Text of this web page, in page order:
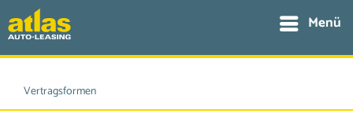
Menü
Vertragsformen